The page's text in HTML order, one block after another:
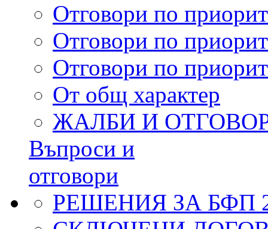
Отговори по
Отговори по
Отговори по
От общ характер
ЖАЛБИ И
Въпроси и
отговори
РЕШЕНИЯ ЗА БФП